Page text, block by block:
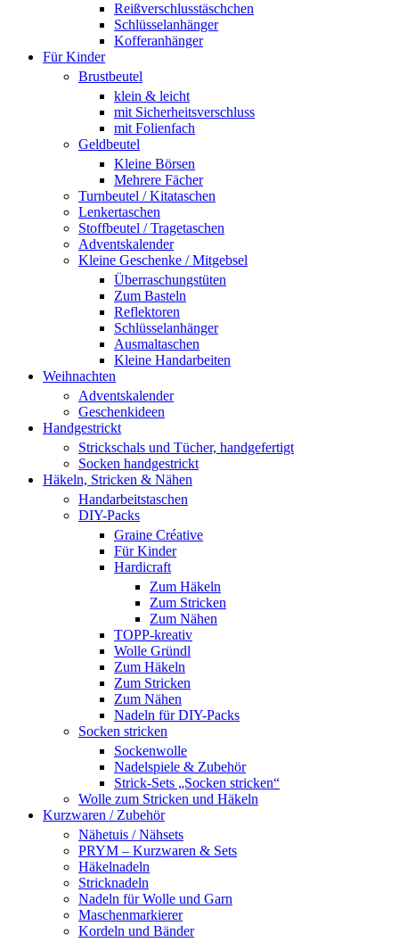
Reißverschlusstäschchen
Schlüsselanhänger
Kofferanhänger
Für Kinder
Brustbeutel
klein & leicht
mit Sicherheitsverschluss
mit Folienfach
Geldbeutel
Kleine Börsen
Mehrere Fächer
Turnbeutel / Kitataschen
Lenkertaschen
Stoffbeutel / Tragetaschen
Adventskalender
Kleine Geschenke / Mitgebsel
Überraschungstüten
Zum Basteln
Reflektoren
Schlüsselanhänger
Ausmaltaschen
Kleine Handarbeiten
Weihnachten
Adventskalender
Geschenkideen
Handgestrickt
Strickschals und Tücher, handgefertigt
Socken handgestrickt
Häkeln, Stricken & Nähen
Handarbeitstaschen
DIY-Packs
Graine Créative
Für Kinder
Hardicraft
Zum Häkeln
Zum Stricken
Zum Nähen
TOPP-kreativ
Wolle Gründl
Zum Häkeln
Zum Stricken
Zum Nähen
Nadeln für DIY-Packs
Socken stricken
Sockenwolle
Nadelspiele & Zubehör
Strick-Sets „Socken stricken“
Wolle zum Stricken und Häkeln
Kurzwaren / Zubehör
Nähetuis / Nähsets
PRYM – Kurzwaren & Sets
Häkelnadeln
Stricknadeln
Nadeln für Wolle und Garn
Maschenmarkierer
Kordeln und Bänder